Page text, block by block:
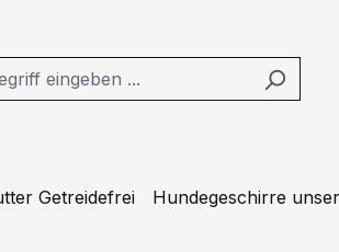
Getreidefrei Hundegeschirre